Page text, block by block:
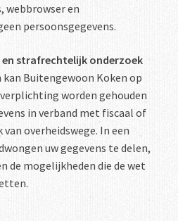
webbrowser en
persoonsgegevens.
en strafrechtelijk onderzoek
Buitengewoon Koken op
worden gehouden
in verband met fiscaal of
overheidswege. In een
uw gegevens te delen,
de mogelijkheden die de wet